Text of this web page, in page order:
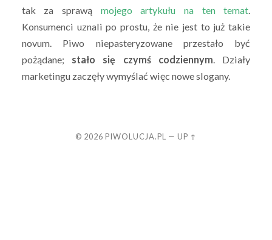
tak za sprawą mojego artykułu na ten temat
Konsumenci uznali po prostu, że nie jest to już takie
novum. Piwo niepasteryzowane przestało być
pożądane; stało się czymś codziennym . Działy
marketingu zaczęły wymyślać więc nowe slogany.
© 2026 PIWOLUCJA.PL — UP ↑